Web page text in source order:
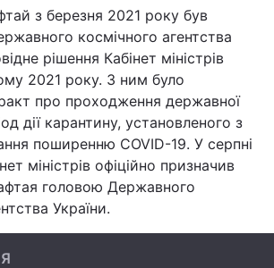
Регіони
Статті
Думки
Вакансії
з березня 2021 року був
космічного агентства
рішення Кабінет міністрів
2021 року. З ним було
про проходження державної
дії карантину, установленого з
поширенню COVID-19. У серпні
міністрів офіційно призначив
головою Державного
України.